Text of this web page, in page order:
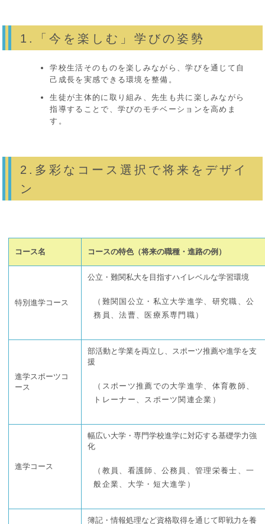
1.「今を楽しむ」学びの姿勢
学校生活そのものを楽しみながら、学びを通じて自
己成長を実感できる環境を整備。
生徒が主体的に取り組み、先生も共に楽しみながら
指導することで、学びのモチベーションを高めま
す。
2.多彩なコース選択で将来をデザイ
ン
コース名 コースの特色（将来の職種・進路の例）
特別進学コース
公立・難関私大を目指すハイレベルな学習環境
（難関国公立・私立大学進学、研究職、公
務員、法曹、医療系専門職）
進学スポーツコ
ース
部活動と学業を両立し、スポーツ推薦や進学を支
援
（スポーツ推薦での大学進学、体育教師、
トレーナー、スポーツ関連企業）
進学コース
幅広い大学・専門学校進学に対応する基礎学力強
化
（教員、看護師、公務員、管理栄養士、一
般企業、大学・短大進学）
簿記・情報処理など資格取得を通じて即戦力を養